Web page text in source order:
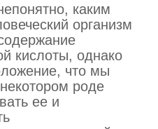
каким
организм
кислоты, однако
что мы
роде
ее и